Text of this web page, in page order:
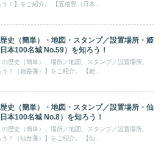
う！】をご紹介。 【五稜郭（日本...
史（簡単）・地図・スタンプ／設置場所・姫
本100名城 No.59）を知ろう！
の歴史（簡単）、場所／地図、スタンプ／設置場所、
う！（姫路藩）】をご紹介。 【姫...
史（簡単）・地図・スタンプ／設置場所・仙
本100名城 No.8）を知ろう！
の歴史（簡単）、場所／地図、スタンプ／設置場所、
う！（仙台藩）】をご紹介。 【仙...